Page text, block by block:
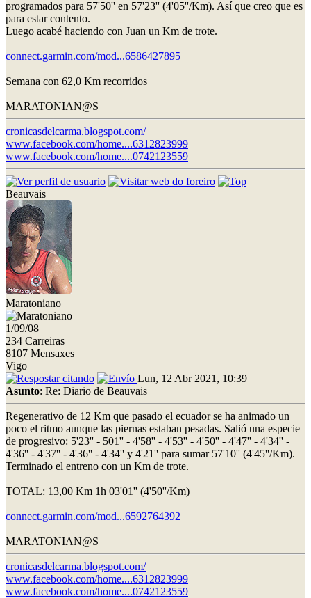
programados para 57'50'' en 57'23'' (4'05''/Km). Así que creo que es
para estar contento.
Luego acabé haciendo con Juan un Km de trote.
connect.garmin.com/mod...6586427895
Semana con 62,0 Km recorridos
MARATONIAN@S
cronicasdelcarma.blogspot.com/
www.facebook.com/home....6312823999
www.facebook.com/home....0742123559
Beauvais
Maratoniano
1/09/08
234 Carreiras
8107 Mensaxes
Vigo
Lun, 12 Abr 2021, 10:39
Asunto: Re: Diario de Beauvais
Regenerativo de 12 Km que pasado el ecuador se ha animado un
poco el ritmo aunque las piernas estaban pesadas. Salió una especie
de progresivo: 5'23'' - 501'' - 4'58'' - 4'53'' - 4'50'' - 4'47'' - 4'34'' -
4'36'' - 4'37'' - 4'36'' - 4'34'' y 4'21'' para sumar 57'10'' (4'45''/Km).
Terminado el entreno con un Km de trote.
TOTAL: 13,00 Km 1h 03'01'' (4'50''/Km)
connect.garmin.com/mod...6592764392
MARATONIAN@S
cronicasdelcarma.blogspot.com/
www.facebook.com/home....6312823999
www.facebook.com/home....0742123559